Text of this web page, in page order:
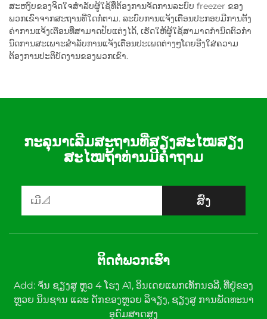
ສະຫງົບຂອງຈິດໃຈສໍາລັບຜູ້ໃຊ້ທີ່ຕ້ອງການຈັດການລະບົບ freezer ຂອງ
ພວກເຂົາຈາກສະຖານທີ່ໃດກໍ່ຕາມ. ລະບົບການແຈ້ງເຕືອນປະກອບມີການຕັ້ງ
ຄ່າການແຈ້ງເຕືອນທີ່ສາມາດປັບແຕ່ງໄດ້, ເຮັດໃຫ້ຜູ້ໃຊ້ສາມາດກໍານົດຕົວກໍາ
ນົດການສະເພາະສໍາລັບການແຈ້ງເຕືອນປະເພດຕ່າງໆໂດຍອີງໃສ່ຄວາມ
ຕ້ອງການປະຕິບັດງານຂອງພວກເຂົາ.
ກະລຸນາເລີມສະຖານທີ່ສຽງສະໄໝສຽງ
ສະໄໝຖ້າທ່ານມີຄໍາຖາມ
ສົ່ງ
ຕິດຕໍ່ພວກເຮົາ
Add: ຈีນ ຊຽງສູ ຫຼວ 4 ໂຮງ A1, ອິນເດຍແພກເທັກນອລີ, ທີ່ຢູ່ຂອງ
ຫຼວຍ ນິນຊານ ແລະ ດັກຂອງຫຼວຍ ລິຈຽງ, ຊຽງສູ ການພັດທະນາ
ອຸດົມສາດສູງ